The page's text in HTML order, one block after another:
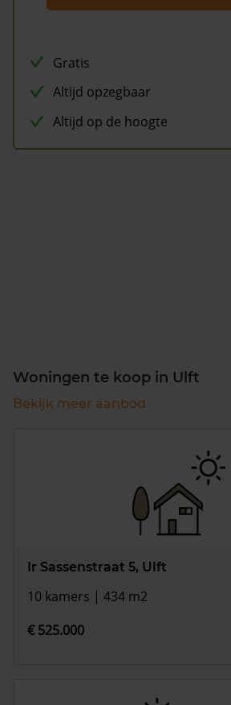
Gratis
Altijd opzegbaar
Altijd op de hoogte
Woningen te koop in Ulft
Bekijk meer aanbod
Ir Sassenstraat 5, Ulft
10 kamers | 434 m2
€ 525.000